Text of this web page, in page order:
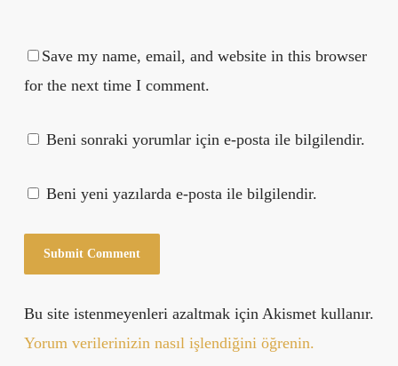
Save my name, email, and website in this browser
for the next time I comment.
Beni sonraki yorumlar için e-posta ile bilgilendir.
Beni yeni yazılarda e-posta ile bilgilendir.
Bu site istenmeyenleri azaltmak için Akismet kullanır.
Yorum verilerinizin nasıl işlendiğini öğrenin.